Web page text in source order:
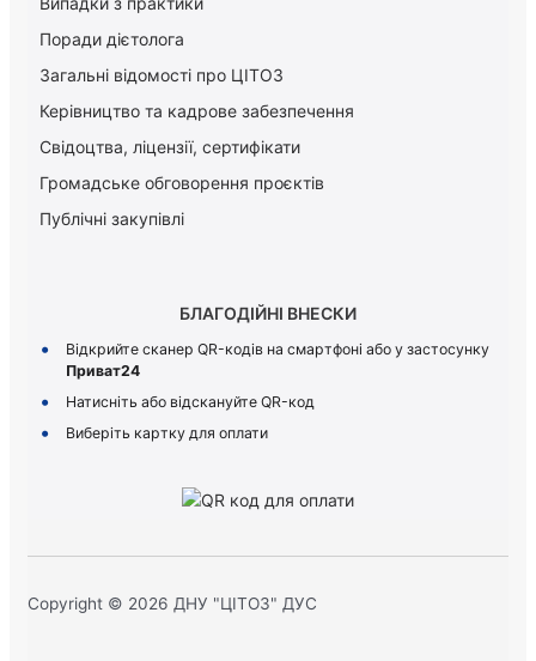
Поради дієтолога
Загальні відомості про ЦІТОЗ
Керiвництво та кадрове забезпечення
Свідоцтва, ліцензії, сертифікати
Громадське обговорення проєктів
Публічні закупівлі
БЛАГОДІЙНІ ВНЕСКИ
Відкрийте сканер QR-кодів на смартфоні або у застосунку
Приват24
Натисніть або відскануйте QR-код
Виберіть картку для оплати
Copyright © 2026 ДНУ "ЦІТОЗ" ДУС